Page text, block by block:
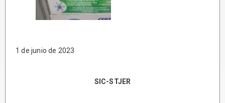
1 de junio de 2023
SIC-STJER